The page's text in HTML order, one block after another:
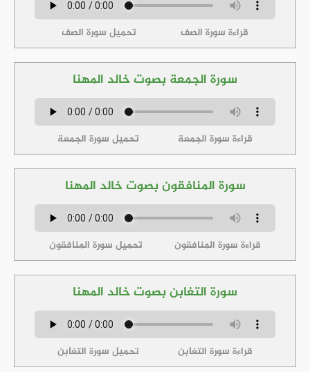
قراءة سورة الصف تحميل سورة الصف
سورة الجمعة بصوت خالد المهنا
قراءة سورة الجمعة تحميل سورة الجمعة
سورة المنافقون بصوت خالد المهنا
قراءة سورة المنافقون تحميل سورة المنافقون
سورة التغابن بصوت خالد المهنا
قراءة سورة التغابن تحميل سورة التغابن